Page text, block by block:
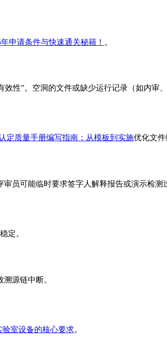
申请条件与快速通关秘籍！ 。
性”。空洞的文件或缺少运行记录（如内审
定质量手册编写指南：从模板到实施优化文件
员可能临时要求签字人解释报告或演示检测
定。
源链中断。
室设备的核心要求。